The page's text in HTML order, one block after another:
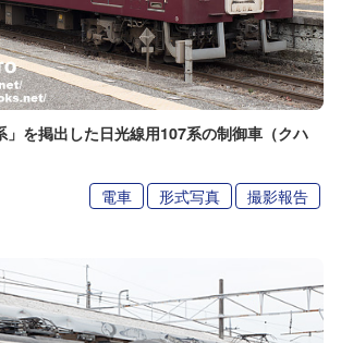
」を掲出した日光線用107系の制御車（クハ
電車 形式写真 撮影報告